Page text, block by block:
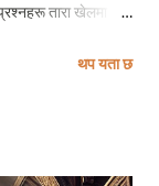
तारा खेलमा
(अपडेट) गर्छु
थप यता छ